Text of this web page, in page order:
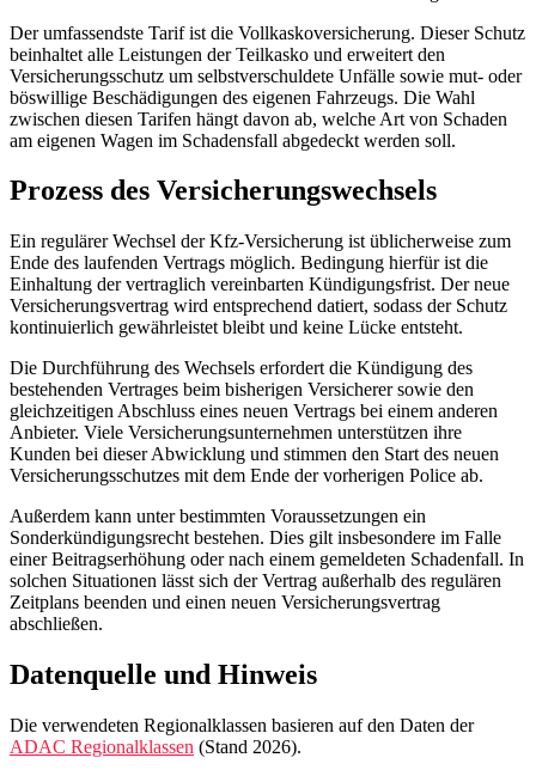
Der umfassendste Tarif ist die Vollkaskoversicherung. Dieser Schutz
beinhaltet alle Leistungen der Teilkasko und erweitert den
Versicherungsschutz um selbstverschuldete Unfälle sowie mut- oder
böswillige Beschädigungen des eigenen Fahrzeugs. Die Wahl
zwischen diesen Tarifen hängt davon ab, welche Art von Schaden
am eigenen Wagen im Schadensfall abgedeckt werden soll.
Prozess des Versicherungswechsels
Ein regulärer Wechsel der Kfz-Versicherung ist üblicherweise zum
Ende des laufenden Vertrags möglich. Bedingung hierfür ist die
Einhaltung der vertraglich vereinbarten Kündigungsfrist. Der neue
Versicherungsvertrag wird entsprechend datiert, sodass der Schutz
kontinuierlich gewährleistet bleibt und keine Lücke entsteht.
Die Durchführung des Wechsels erfordert die Kündigung des
bestehenden Vertrages beim bisherigen Versicherer sowie den
gleichzeitigen Abschluss eines neuen Vertrags bei einem anderen
Anbieter. Viele Versicherungsunternehmen unterstützen ihre
Kunden bei dieser Abwicklung und stimmen den Start des neuen
Versicherungsschutzes mit dem Ende der vorherigen Police ab.
Außerdem kann unter bestimmten Voraussetzungen ein
Sonderkündigungsrecht bestehen. Dies gilt insbesondere im Falle
einer Beitragserhöhung oder nach einem gemeldeten Schadenfall. In
solchen Situationen lässt sich der Vertrag außerhalb des regulären
Zeitplans beenden und einen neuen Versicherungsvertrag
abschließen.
Datenquelle und Hinweis
Die verwendeten Regionalklassen basieren auf den Daten der
ADAC Regionalklassen (Stand 2026).